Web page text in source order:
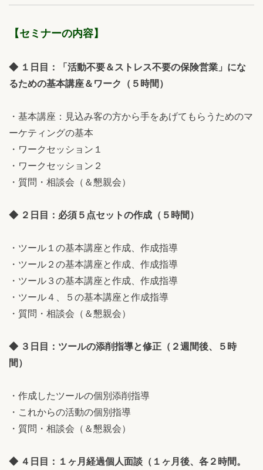
【セミナーの内容】
◆ １日目：「活動不要＆ストレス不要の保険営業」にな
るための基本講座＆ワーク（５時間）
・基本講座：見込み客の方から手をあげてもらうためのマ
ーケティングの基本
・ワークセッション１
・ワークセッション２
・質問・相談会（＆懇親会）
◆ ２日目：必須５点セットの作成（５時間）
・ツール１の基本講座と作成、作成指導
・ツール２の基本講座と作成、作成指導
・ツール３の基本講座と作成、作成指導
・ツール４、５の基本講座と作成指導
・質問・相談会（＆懇親会）
◆ ３日目：ツールの添削指導と修正（２週間後、５時
間）
・作成したツールの個別添削指導
・これからの活動の個別指導
・質問・相談会（＆懇親会）
◆ ４日目：１ヶ月経過個人面談（１ヶ月後、各２時間。